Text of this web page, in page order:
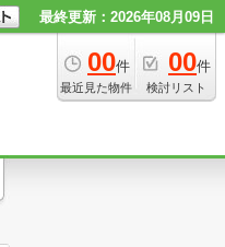
最終更新：2026年08月09日
00件
最近見た物件
00件
検討リスト